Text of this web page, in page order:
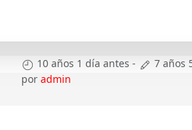
10 años 1 día antes - 7 años
poradmin